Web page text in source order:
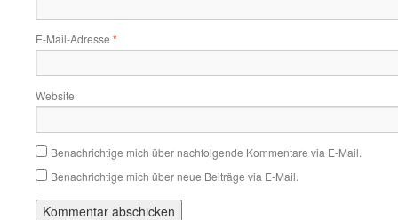
E-Mail-Adresse *
Website
Benachrichtige mich über nachfolgende Kommentare via E-Mail.
Benachrichtige mich über neue Beiträge via E-Mail.